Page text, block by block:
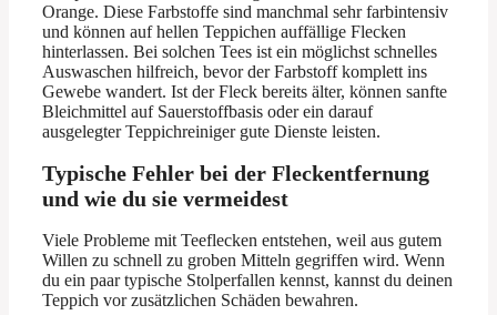
Orange. Diese Farbstoffe sind manchmal sehr farbintensiv
und können auf hellen Teppichen auffällige Flecken
hinterlassen. Bei solchen Tees ist ein möglichst schnelles
Auswaschen hilfreich, bevor der Farbstoff komplett ins
Gewebe wandert. Ist der Fleck bereits älter, können sanfte
Bleichmittel auf Sauerstoffbasis oder ein darauf
ausgelegter Teppichreiniger gute Dienste leisten.
Typische Fehler bei der Fleckentfernung
und wie du sie vermeidest
Viele Probleme mit Teeflecken entstehen, weil aus gutem
Willen zu schnell zu groben Mitteln gegriffen wird. Wenn
du ein paar typische Stolperfallen kennst, kannst du deinen
Teppich vor zusätzlichen Schäden bewahren.